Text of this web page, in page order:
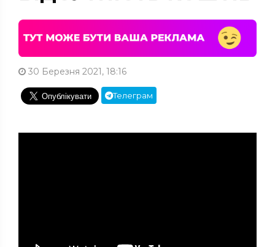
30 Березня 2021, 18:16
Телеграм